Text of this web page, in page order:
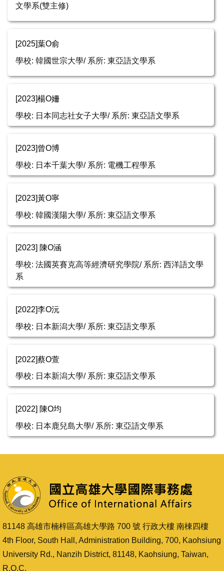
文學系(雙主修)
[2025]葉O俞
學校: 韓國世宗大學/ 系所: 東亞語文學系
[2023]楊O姍
學校: 日本同志社女子大學/ 系所: 東亞語文學系
[2023]曾O博
學校: 日本千葉大學/ 系所: 電機工程學系
[2023]黃O寧
學校: 韓國漢陽大學/ 系所: 東亞語文學系
[2023] 陳O涵
學校: 法國英賽克高等經濟研究學院/ 系所: 西洋語文學
系
[2022]李O沅
學校: 日本新潟大學/ 系所: 東亞語文學系
[2022]蔡O萱
學校: 日本新潟大學/ 系所: 東亞語文學系
[2022] 陳O均
學校: 日本鹿兒島大學/ 系所: 東亞語文學系
81148 高雄市楠梓區高雄大學路 700 號 行政大樓 南棟四樓
4th Floor, South Hall, Administration Building, 700, Kaohsiung
University Rd., Nanzih District, 81148, Kaohsiung, Taiwan,
R.O.C.